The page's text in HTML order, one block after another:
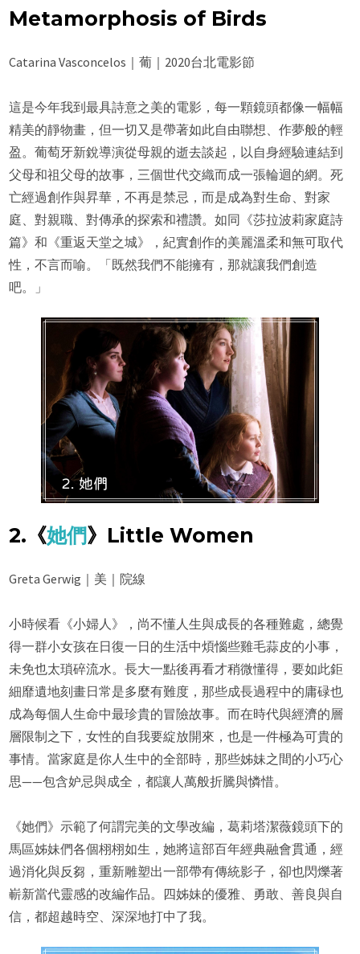
Metamorphosis of Birds
Catarina Vasconcelos｜葡｜2020台北電影節
這是今年我到最具詩意之美的電影，每一顆鏡頭都像一幅幅
精美的靜物畫，但一切又是帶著如此自由聯想、作夢般的輕
盈。葡萄牙新銳導演從母親的逝去談起，以自身經驗連結到
父母和祖父母的故事，三個世代交織而成一張輪迴的網。死
亡經過創作與昇華，不再是禁忌，而是成為對生命、對家
庭、對親職、對傳承的探索和禮讚。如同《莎拉波莉家庭詩
篇》和《重返天堂之城》，紀實創作的美麗溫柔和無可取代
性，不言而喻。「既然我們不能擁有，那就讓我們創造
吧。」
2.《她們》Little Women
Greta Gerwig｜美｜院線
小時候看《小婦人》，尚不懂人生與成長的各種難處，總覺
得一群小女孩在日復一日的生活中煩惱些雞毛蒜皮的小事，
未免也太瑣碎流水。長大一點後再看才稍微懂得，要如此鉅
細靡遺地刻畫日常是多麼有難度，那些成長過程中的庸碌也
成為每個人生命中最珍貴的冒險故事。而在時代與經濟的層
層限制之下，女性的自我要綻放開來，也是一件極為可貴的
事情。當家庭是你人生中的全部時，那些姊妹之間的小巧心
思——包含妒忌與成全，都讓人萬般折騰與憐惜。
《她們》示範了何謂完美的文學改編，葛莉塔潔薇鏡頭下的
馬區姊妹們各個栩栩如生，她將這部百年經典融會貫通，經
過消化與反芻，重新雕塑出一部帶有傳統影子，卻也閃爍著
嶄新當代靈感的改編作品。四姊妹的優雅、勇敢、善良與自
信，都超越時空、深深地打中了我。